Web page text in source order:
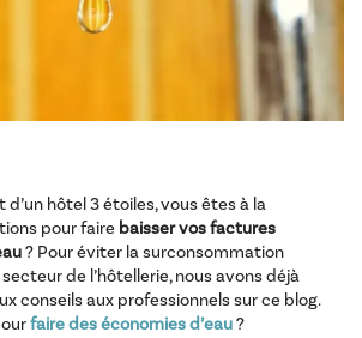
hôtel 3 étoiles, vous êtes à la
pour faire baisser vos factures
? Pour éviter la surconsommation
de l’hôtellerie, nous avons déjà
conseils aux professionnels sur ce blog.
faire des économies d’eau?